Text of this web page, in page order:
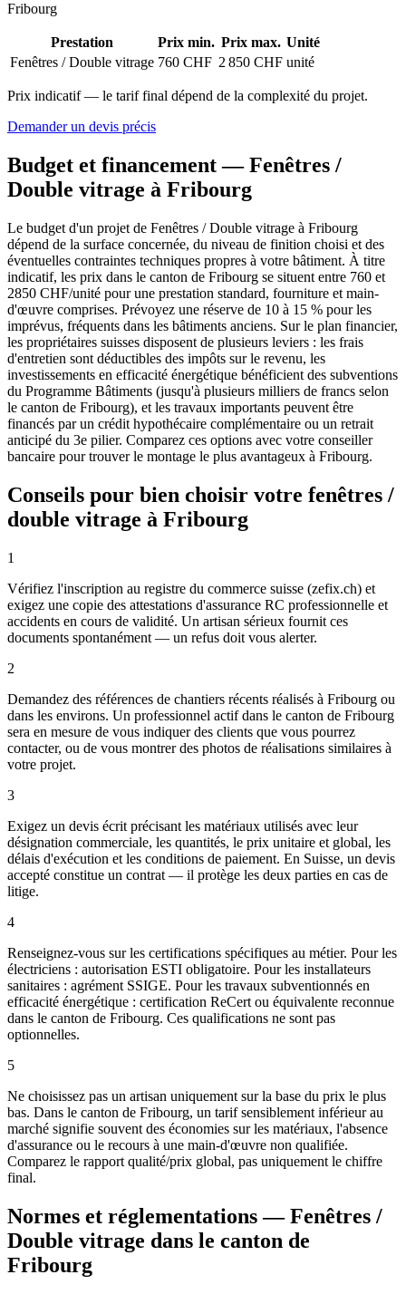
Fribourg
Prestation Prix min. Prix max. Unité
Fenêtres / Double vitrage 760 CHF 2 850 CHF unité
Prix indicatif — le tarif final dépend de la complexité du projet.
Demander un devis précis
Budget et financement — Fenêtres /
Double vitrage à Fribourg
Le budget d'un projet de Fenêtres / Double vitrage à Fribourg
dépend de la surface concernée, du niveau de finition choisi et des
éventuelles contraintes techniques propres à votre bâtiment. À titre
indicatif, les prix dans le canton de Fribourg se situent entre 760 et
2850 CHF/unité pour une prestation standard, fourniture et main-
d'œuvre comprises. Prévoyez une réserve de 10 à 15 % pour les
imprévus, fréquents dans les bâtiments anciens. Sur le plan financier,
les propriétaires suisses disposent de plusieurs leviers : les frais
d'entretien sont déductibles des impôts sur le revenu, les
investissements en efficacité énergétique bénéficient des subventions
du Programme Bâtiments (jusqu'à plusieurs milliers de francs selon
le canton de Fribourg), et les travaux importants peuvent être
financés par un crédit hypothécaire complémentaire ou un retrait
anticipé du 3e pilier. Comparez ces options avec votre conseiller
bancaire pour trouver le montage le plus avantageux à Fribourg.
Conseils pour bien choisir votre fenêtres /
double vitrage à Fribourg
1
Vérifiez l'inscription au registre du commerce suisse (zefix.ch) et
exigez une copie des attestations d'assurance RC professionnelle et
accidents en cours de validité. Un artisan sérieux fournit ces
documents spontanément — un refus doit vous alerter.
2
Demandez des références de chantiers récents réalisés à Fribourg ou
dans les environs. Un professionnel actif dans le canton de Fribourg
sera en mesure de vous indiquer des clients que vous pourrez
contacter, ou de vous montrer des photos de réalisations similaires à
votre projet.
3
Exigez un devis écrit précisant les matériaux utilisés avec leur
désignation commerciale, les quantités, le prix unitaire et global, les
délais d'exécution et les conditions de paiement. En Suisse, un devis
accepté constitue un contrat — il protège les deux parties en cas de
litige.
4
Renseignez-vous sur les certifications spécifiques au métier. Pour les
électriciens : autorisation ESTI obligatoire. Pour les installateurs
sanitaires : agrément SSIGE. Pour les travaux subventionnés en
efficacité énergétique : certification ReCert ou équivalente reconnue
dans le canton de Fribourg. Ces qualifications ne sont pas
optionnelles.
5
Ne choisissez pas un artisan uniquement sur la base du prix le plus
bas. Dans le canton de Fribourg, un tarif sensiblement inférieur au
marché signifie souvent des économies sur les matériaux, l'absence
d'assurance ou le recours à une main-d'œuvre non qualifiée.
Comparez le rapport qualité/prix global, pas uniquement le chiffre
final.
Normes et réglementations — Fenêtres /
Double vitrage dans le canton de
Fribourg